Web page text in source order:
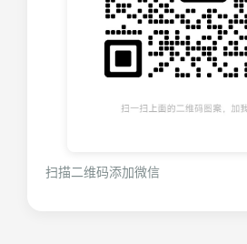
扫描二维码添加微信